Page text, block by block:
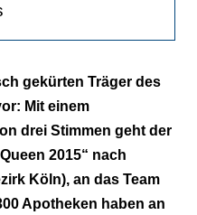
für "sehr
gekürten Träger des
Mit einem
drei Stimmen geht der
2015“ nach
Köln), an das Team
Apotheken haben an